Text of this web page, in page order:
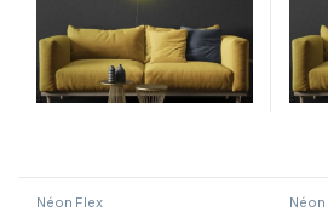
Néon Flex Néon